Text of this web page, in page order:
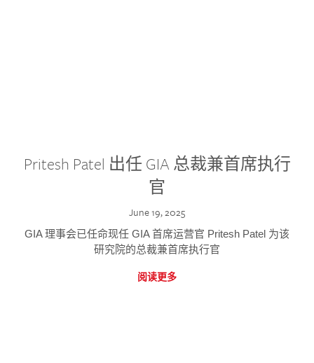
Pritesh Patel 出任 GIA 总裁兼首席执行
官
June 19, 2025
GIA 理事会已任命现任 GIA 首席运营官 Pritesh Patel 为该
研究院的总裁兼首席执行官
阅读更多